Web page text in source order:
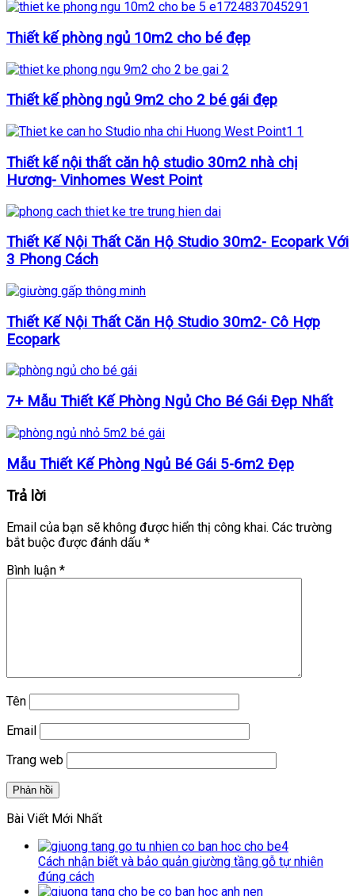
Thiết kế phòng ngủ 10m2 cho bé đẹp
Thiết kế phòng ngủ 9m2 cho 2 bé gái đẹp
Thiết kế nội thất căn hộ studio 30m2 nhà chị
Hương- Vinhomes West Point
Thiết Kế Nội Thất Căn Hộ Studio 30m2- Ecopark Với
3 Phong Cách
Thiết Kế Nội Thất Căn Hộ Studio 30m2- Cô Hợp
Ecopark
7+ Mẫu Thiết Kế Phòng Ngủ Cho Bé Gái Đẹp Nhất
Mẫu Thiết Kế Phòng Ngủ Bé Gái 5-6m2 Đẹp
Trả lời
Email của bạn sẽ không được hiển thị công khai. Các trường
bắt buộc được đánh dấu *
Bình luận *
Tên
Email
Trang web
Bài Viết Mới Nhất
Cách nhận biết và bảo quản giường tầng gỗ tự nhiên
đúng cách